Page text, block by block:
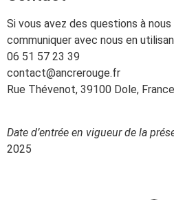
Si vous avez des questions à nous
communiquer avec nous en
06 51 57 23 39
contact@ancrerouge.fr
Rue Thévenot, 39100 Dole, France
Date d’entrée en vigueur de la
2025